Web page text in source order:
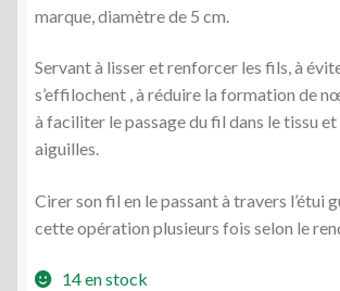
marque, diamètre de 5 cm.
Servant à lisser et renforcer les fils, à
s’effilochent , à réduire la formation de
à faciliter le passage du fil dans le tissu et
aiguilles.
Cirer son fil en le passant à travers l’étui
cette opération plusieurs fois selon le
14 en stock